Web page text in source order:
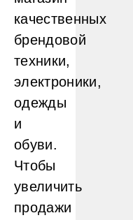
качественных
брендовой
техники,
электроники,
одежды
и
обуви.
Чтобы
увеличить
продажи